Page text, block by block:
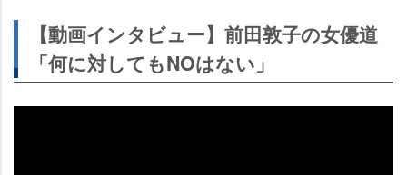
【動画インタビュー】前田敦子の女優道
「何に対してもNOはない」